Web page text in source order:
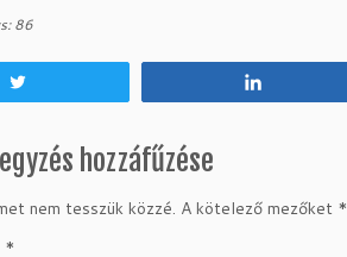
86
hozzáfűzése
nem tesszük közzé. A kötelező mezőket *
*